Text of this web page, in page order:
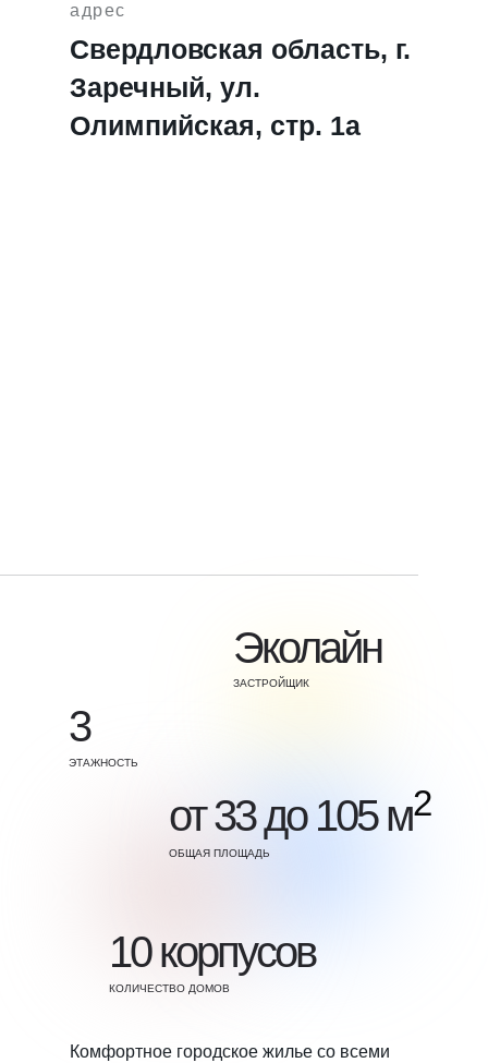
адрес
Свердловская область, г.
Заречный, ул.
Олимпийская, стр. 1а
Комфортное городское жилье со всеми
Эколайн
ЗАСТРОЙЩИК
3
ЭТАЖНОСТЬ
10 корпусов
КОЛИЧЕСТВО ДОМОВ
от 33 до 105 м2
ОБЩАЯ ПЛОЩАДЬ